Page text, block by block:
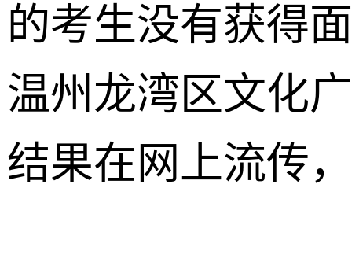
的考生没有获得
温州龙湾区文化
结果在网上流传